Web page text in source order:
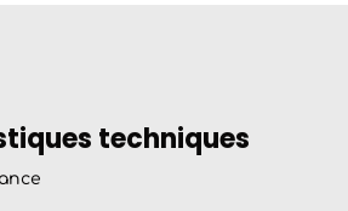
techniques